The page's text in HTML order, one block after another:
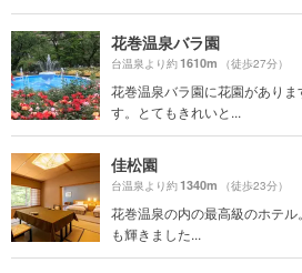
花巻温泉バラ園
台温泉より約1610m （徒歩27分）
花巻温泉バラ園に花園があり
す。とてもきれいと...
佳松園
台温泉より約1340m （徒歩23分）
花巻温泉の内の最高級のホテル
も輝きました...